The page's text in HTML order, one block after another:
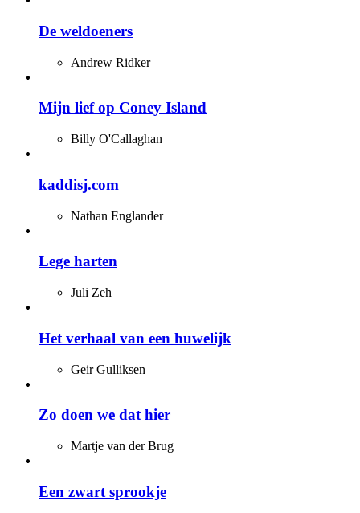
De weldoeners
Andrew Ridker
Mijn lief op Coney Island
Billy O'Callaghan
kaddisj.com
Nathan Englander
Lege harten
Juli Zeh
Het verhaal van een huwelijk
Geir Gulliksen
Zo doen we dat hier
Martje van der Brug
Een zwart sprookje